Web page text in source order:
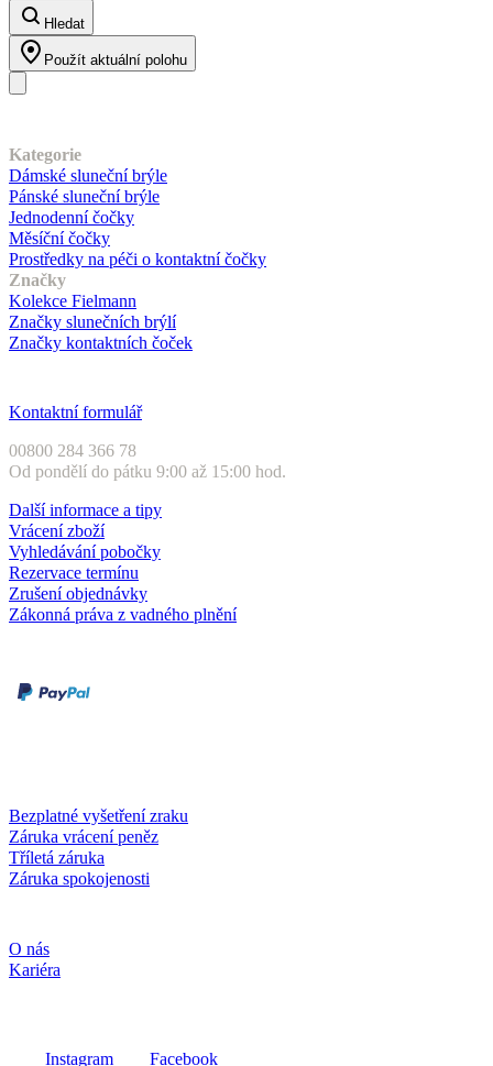
Hledat
Použít aktuální polohu
Kategorie
Dámské sluneční brýle
Pánské sluneční brýle
Jednodenní čočky
Měsíční čočky
Prostředky na péči o kontaktní čočky
Značky
Kolekce Fielmann
Značky slunečních brýlí
Značky kontaktních čoček
Kontaktní formulář
00800 284 366 78
Od pondělí do pátku 9:00 až 15:00 hod.
Další informace a tipy
Vrácení zboží
Vyhledávání pobočky
Rezervace termínu
Zrušení objednávky
Zákonná práva z vadného plnění
Bezplatné vyšetření zraku
Záruka vrácení peněz
Tříletá záruka
Záruka spokojenosti
O nás
Kariéra
Instagram Facebook